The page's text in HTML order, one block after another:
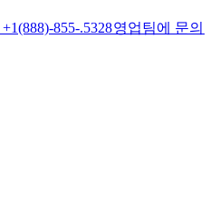
855-.5328​​영업팀에 문의​​